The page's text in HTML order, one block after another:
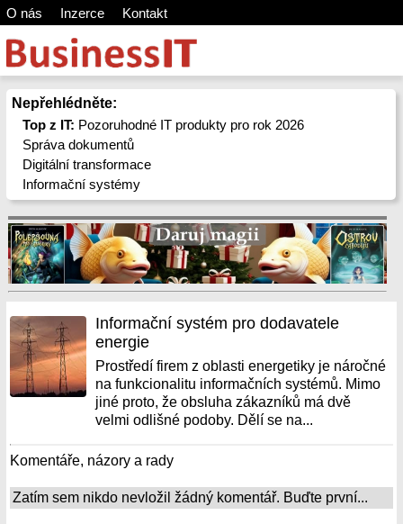
O nás Inzerce Kontakt
Nepřehlédněte:
Top z IT: Pozoruhodné IT produkty pro rok 2026
Správa dokumentů
Digitální transformace
Informační systémy
Informační systém pro dodavatele
energie
Prostředí firem z oblasti energetiky je náročné
na funkcionalitu informačních systémů. Mimo
jiné proto, že obsluha zákazníků má dvě
velmi odlišné podoby. Dělí se na...
Komentáře, názory a rady
Zatím sem nikdo nevložil žádný komentář. Buďte první...